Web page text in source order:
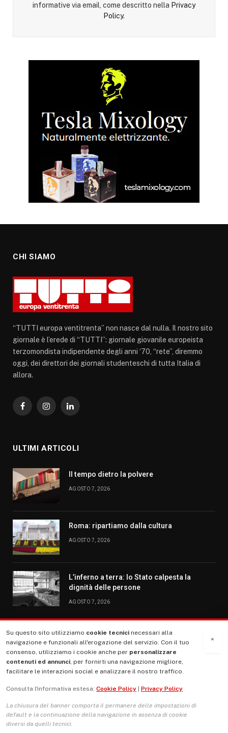
informative via email, come descritto nella Privacy
Policy.
CHI SIAMO
“TUTTI europa ventitrenta” non nasce dal nulla. Il nostro sito
giornale è l’erede di “TUTTI”: giornale giovanile europeista
terzomondista indipendente degli anni ‘70, “rete”, diremmo
oggi, dei direttori dei giornali studenteschi di tutta Italia di
allora.
FacebookInstagramLinkedIn
ULTIMI ARTICOLI
Il tempo dietro la polvere
AGOSTO 7, 2026
Roma: ripartiamo dalla cultura
AGOSTO 7, 2026
L’inferno a terra: lo Stato calpesta la
dignità delle persone
AGOSTO 7, 2026
MENU
La Nostra Storia
Le Copertine
L’Associazione
×
Su questo sito utilizziamo cookie tecnici necessari alla
navigazione e funzionali all'erogazione del servizio. Con il tuo
consenso, utilizziamo i cookie anche per personalizzare
contenuti ed annunci, per fornirti una navigazione migliore,
facilitare le interazioni social e analizzare il nostro traffico.
Consulta l'informativa estesa: Cookie Policy Privacy Policy
La chiusura del banner comporta il permanere delle impostazioni di
default e la continuazione della navigazione in assenza di cookie
diversi da quelli tecnici.